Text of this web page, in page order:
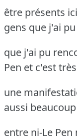
être présents
gens que j'ai
que j'ai pu
Pen et c'est
une
aussi
entre ni-Le